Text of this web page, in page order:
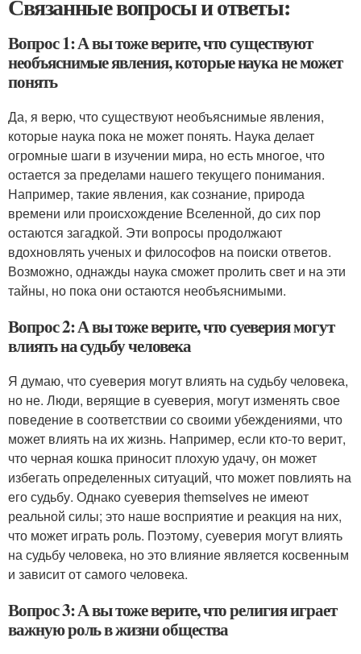
Связанные вопросы и ответы:
Вопрос 1: А вы тоже верите, что существуют
необъяснимые явления, которые наука не может
понять
Да, я верю, что существуют необъяснимые явления,
которые наука пока не может понять. Наука делает
огромные шаги в изучении мира, но есть многое, что
остается за пределами нашего текущего понимания.
Например, такие явления, как сознание, природа
времени или происхождение Вселенной, до сих пор
остаются загадкой. Эти вопросы продолжают
вдохновлять ученых и философов на поиски ответов.
Возможно, однажды наука сможет пролить свет и на эти
тайны, но пока они остаются необъяснимыми.
Вопрос 2: А вы тоже верите, что суеверия могут
влиять на судьбу человека
Я думаю, что суеверия могут влиять на судьбу человека,
но не. Люди, верящие в суеверия, могут изменять свое
поведение в соответствии со своими убеждениями, что
может влиять на их жизнь. Например, если кто-то верит,
что черная кошка приносит плохую удачу, он может
избегать определенных ситуаций, что может повлиять на
его судьбу. Однако суеверия themselves не имеют
реальной силы; это наше восприятие и реакция на них,
что может играть роль. Поэтому, суеверия могут влиять
на судьбу человека, но это влияние является косвенным
и зависит от самого человека.
Вопрос 3: А вы тоже верите, что религия играет
важную роль в жизни общества